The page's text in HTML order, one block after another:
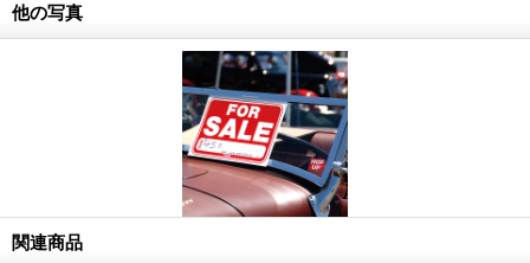
他の写真
関連商品